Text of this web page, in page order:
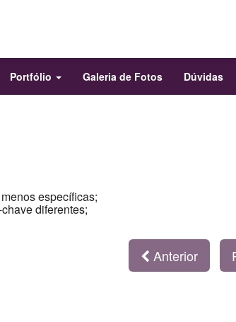
Portfólio Galeria de Fotos Dúvidas
específicas;
diferentes;
Anterior